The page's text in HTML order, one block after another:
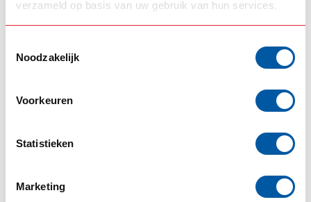
verzameld op basis van uw gebruik van hun services.
Noodzakelijk
Voorkeuren
Statistieken
Marketing
--,--
Scania NG switch
In stock